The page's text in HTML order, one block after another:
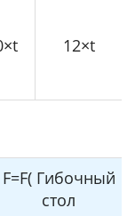
12×t
F=F( Гибочный
стол